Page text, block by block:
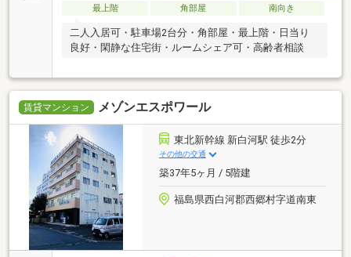
最上階
角部屋 南向き
二人入居可・駐車場2台分・角部屋・最上階・日当り
良好・閑静な住宅街・ルームシェア可・高齢者相談
賃貸マンション メゾンエスポワール
東北新幹線 新白河駅 徒歩2分
その他の交通
築37年5ヶ月 / 5階建
福島県西白河郡西郷村字道南東